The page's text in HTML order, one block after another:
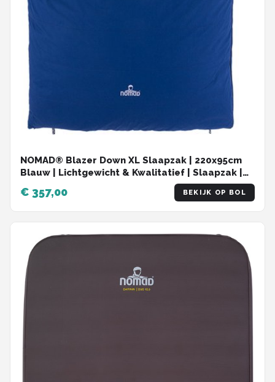
NOMAD® Blazer Down XL Slaapzak | 220x95cm
Blauw | Lichtgewicht & Kwalitatief | Slaapzak |
Incl Hoes | Perkal katoen | Dons vulling
€ 357,00 BEKIJK OP BOL